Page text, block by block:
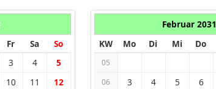
Fr Sa So
3 4 5
10 11 12
Februar 2031
KW
Mo Di Mi Do
05
06 3 4 5 6